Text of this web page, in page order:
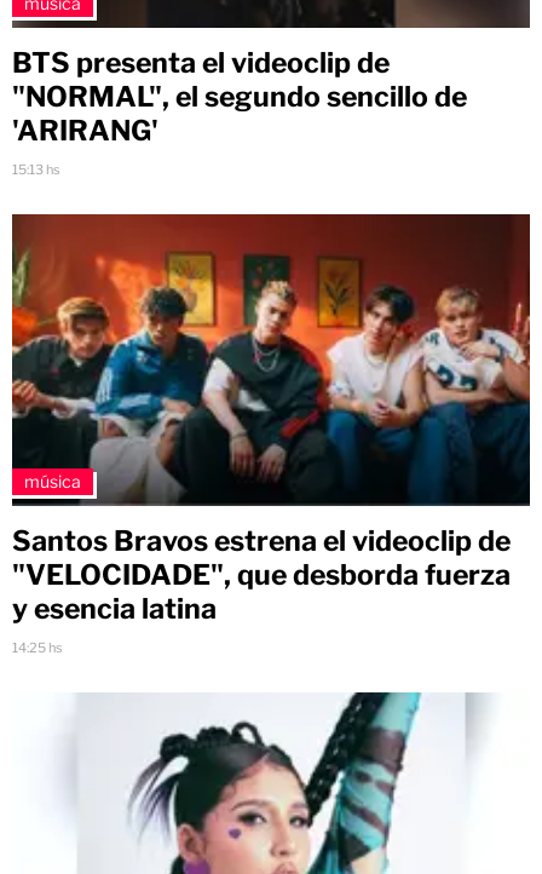
BTS presenta el videoclip de
"NORMAL", el segundo sencillo de
'ARIRANG'
15:13 hs
música
Santos Bravos estrena el videoclip de
"VELOCIDADE", que desborda fuerza
y esencia latina
14:25 hs